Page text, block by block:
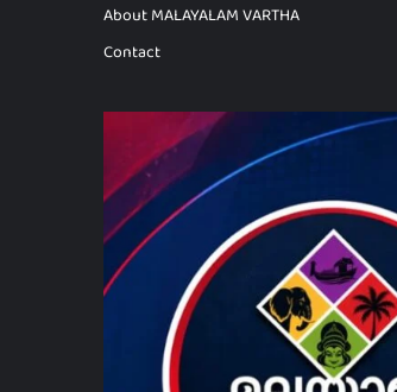
About MALAYALAM VARTHA
Contact